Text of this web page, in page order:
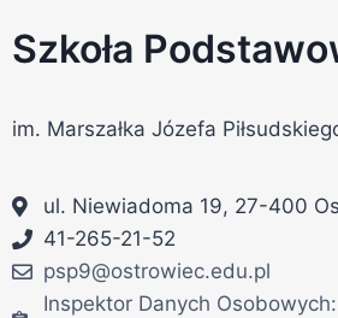
Szkoła
im. Marszałka Józefa
ul. Niewiadoma 19, 27-400
41-265-21-52
psp9@ostrowiec.edu.pl
Inspektor Danych Osobowych: